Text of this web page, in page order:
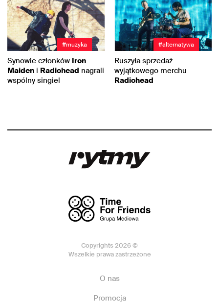
#muzyka
Synowie członków Iron
Maiden i Radiohead nagrali
wspólny singiel
#alternatywa
Ruszyła sprzedaż
wyjątkowego merchu
Radiohead
Copyrights 2026 ©
Wszelkie prawa zastrzeżone
O nas
Promocja